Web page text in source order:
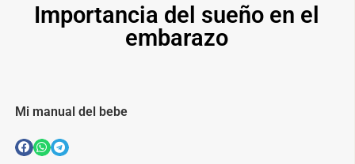
Importancia del sueño en el
embarazo
Mi manual del bebe